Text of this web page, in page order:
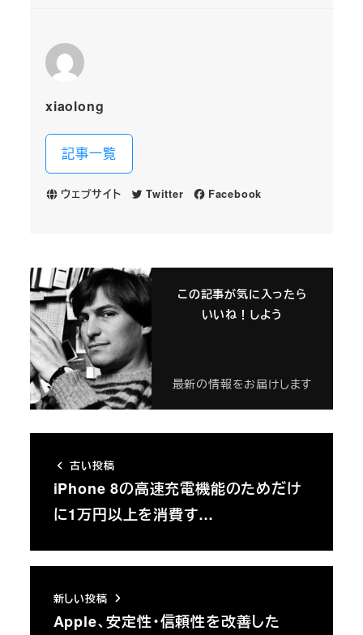
xiaolong
記事一覧
ウェブサイト Twitter Facebook
この記事が気に入ったら
いいね！しよう
最新の情報をお届けします
古い投稿
iPhone 8の高速充電機能のためだけ
に1万円以上を消費す…
新しい投稿
Apple、安定性・信頼性を改善した